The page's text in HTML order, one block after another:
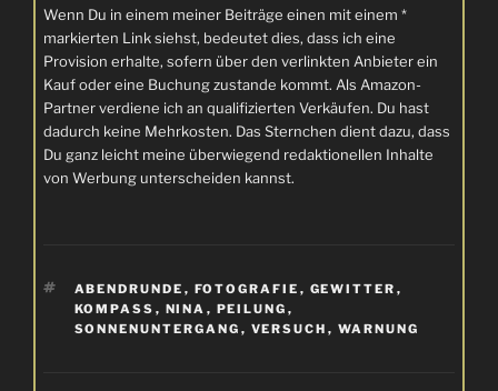
Wenn Du in einem meiner Beiträge einen mit einem *
markierten Link siehst, bedeutet dies, dass ich eine
Provision erhalte, sofern über den verlinkten Anbieter ein
Kauf oder eine Buchung zustande kommt. Als Amazon-
Partner verdiene ich an qualifizierten Verkäufen. Du hast
dadurch keine Mehrkosten. Das Sternchen dient dazu, dass
Du ganz leicht meine überwiegend redaktionellen Inhalte
von Werbung unterscheiden kannst.
SCHLAGWÖRTER
ABENDRUNDE , FOTOGRAFIE , GEWITTER ,
KOMPASS , NINA , PEILUNG ,
SONNENUNTERGANG , VERSUCH , WARNUNG